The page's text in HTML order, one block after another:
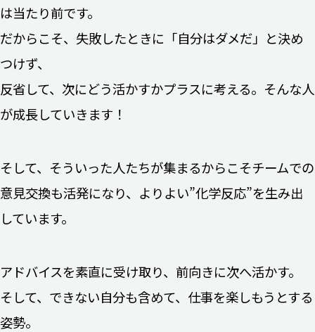
は当たり前です。
だからこそ、失敗したときに「自分はダメだ」と決め
つけず、
反省して、次にどう活かすかプラスに考える。そんな人
が成長していきます！
そして、そういった人たちが集まるからこそチームでの
意見交換も活発になり、よりよい”化学反応”を生み出
しています。
アドバイスを素直に受け取り、前向きに次へ活かす。
そして、できない自分も含めて、仕事を楽しもうとする
姿勢。